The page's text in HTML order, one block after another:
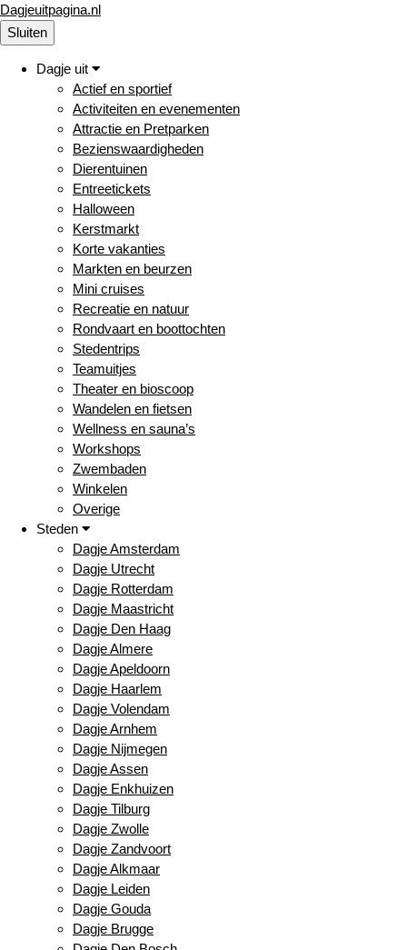
Dagjeuitpagina.nl
Sluiten
Dagje uit
Actief en sportief
Activiteiten en evenementen
Attractie en Pretparken
Bezienswaardigheden
Dierentuinen
Entreetickets
Halloween
Kerstmarkt
Korte vakanties
Markten en beurzen
Mini cruises
Recreatie en natuur
Rondvaart en boottochten
Stedentrips
Teamuitjes
Theater en bioscoop
Wandelen en fietsen
Wellness en sauna’s
Workshops
Zwembaden
Winkelen
Overige
Steden
Dagje Amsterdam
Dagje Utrecht
Dagje Rotterdam
Dagje Maastricht
Dagje Den Haag
Dagje Almere
Dagje Apeldoorn
Dagje Haarlem
Dagje Volendam
Dagje Arnhem
Dagje Nijmegen
Dagje Assen
Dagje Enkhuizen
Dagje Tilburg
Dagje Zwolle
Dagje Zandvoort
Dagje Alkmaar
Dagje Leiden
Dagje Gouda
Dagje Brugge